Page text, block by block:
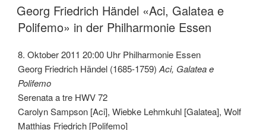
AM
Georg Friedrich Händel «Aci, Galatea e
Polifemo» in der Philharmonie Essen
8. Oktober 2011 20:00 Uhr Philharmonie Essen
Georg Friedrich Händel (1685-1759) Aci, Galatea e
Polifemo
Serenata a tre HWV 72
Carolyn Sampson [Aci], Wiebke Lehmkuhl [Galatea], Wolf
Matthias Friedrich [Polifemo]